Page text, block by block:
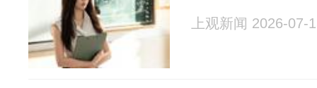
上观新闻 2026-07-